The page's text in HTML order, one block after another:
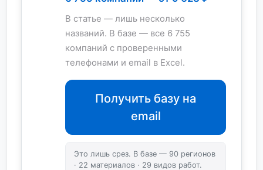
В статье — лишь несколько
названий. В базе — все 6 755
компаний с проверенными
телефонами и email в Excel.
Получить базу на
email
Это лишь срез. В базе — 90 регионов
· 22 материалов · 29 видов работ.